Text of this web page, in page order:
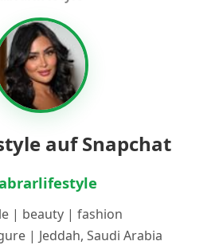
auf Snapchat
| beauty | fashion
| Jeddah, Saudi Arabia